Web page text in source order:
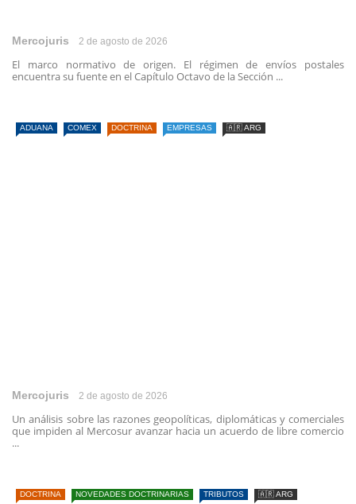
Mercojuris 2 de agosto de 2026
El marco normativo de origen. El régimen de envíos postales
encuentra su fuente en el Capítulo Octavo de la Sección ...
ADUANA COMEX DOCTRINA EMPRESAS 🇦🇷 ARG
Mercojuris 2 de agosto de 2026
Un análisis sobre las razones geopolíticas, diplomáticas y comerciales
que impiden al Mercosur avanzar hacia un acuerdo de libre comercio
...
DOCTRINA NOVEDADES DOCTRINARIAS TRIBUTOS 🇦🇷 ARG